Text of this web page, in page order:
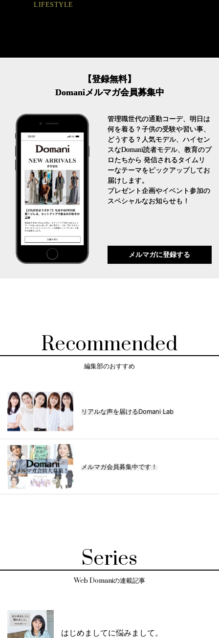
LIFESTYLE
【登録無料】
Domaniメルマガ会員募集中
管理職世代の通勤コーデ、明日は
何を着る？子供の受験や習い事、
どうする？人気モデル、ハイセン
スなDomani読者モデル、教育のプ
ロたちから 発信されるタイムリ
ーなテーマをピックアップしてお
届けします。
プレゼント企画やイベント参加の
スペシャルなお知らせも！
メルマガに登録する
Recommended
編集部のおすすめ
リアルな声を届けるDomani Lab
メルマガ会員募集中です！
Series
Web Domaniの連載記事
はじめましてに悩みまして。